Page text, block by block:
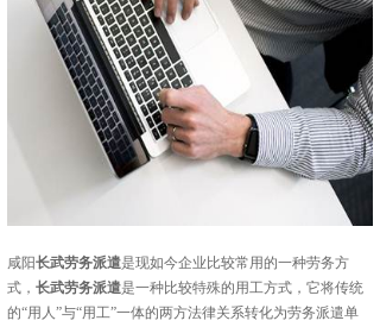
咸阳长武劳务派遣是现如今企业比较常用的一种劳务方
式，长武劳务派遣是一种比较特殊的用工方式，它将传统
的“用人”与“用工”一体的两方法律关系转化为劳务派遣单